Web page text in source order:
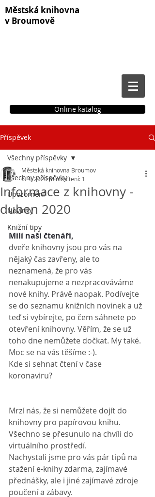
Městská knihovna
v Broumově
Online katalog
Příspěvek
Všechny příspěvky
Upozornění
Novinky
Knižní tipy
Všechny příspěvky
Informace z knihovny -
duben 2020
Městská knihovna Broumov
6. 4. 2020Minut čtení: 1
Milí naši čtenáři,
dveře knihovny jsou pro vás na
nějaký čas zavřeny, ale to
neznamená, že pro vás
nenakupujeme a nezpracováváme
nové knihy. Právě naopak. Podívejte
se do seznamu knižních novinek a už
teď si vybírejte, po čem sáhnete po
otevření knihovny. Věřím, že se už
toho dne nemůžete dočkat. My také.
Moc se na vás těšíme :-).
Kde si sehnat čtení v čase
koronaviru?
Mrzí nás, že si nemůžete dojít do
knihovny pro papírovou knihu.
Všechno se přesunulo na chvíli do
virtuálního prostředí.
Nachystali jsme pro vás pár tipů na
stažení e-knihy zdarma, zajímavé
přednášky, ale i jiné zajímavé zdroje
poučení a zábavy.